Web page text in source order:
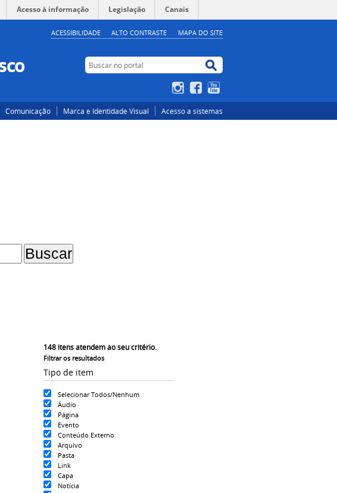
Acesso à informação Legislação Canais
ACESSIBILIDADE ALTO CONTRASTE MAPA DO SITE
Buscar no portal
Buscar no portal
InstagramFacebook
Comunicação Marca e Identidade Visual Acesso a sistemas
148itens atendem ao seu critério.
Filtrar os resultados
Tipo de item
Selecionar Todos/Nenhum
Áudio
Página
Evento
Conteúdo Externo
Arquivo
Pasta
Link
Capa
Notícia